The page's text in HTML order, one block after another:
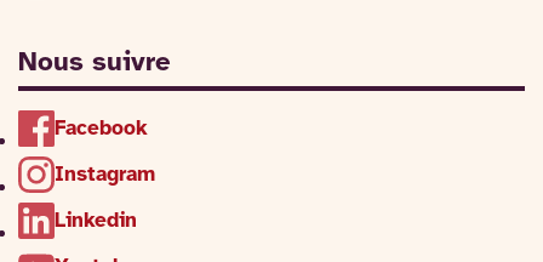
Nous suivre
Facebook
Instagram
Linkedin